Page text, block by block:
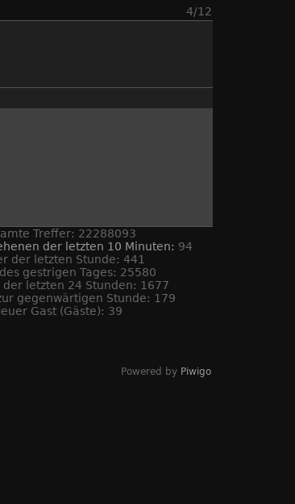
4/12
Treffer: 22288093
der letzten 10 Minuten: 94
der letzten Stunde: 441
gestrigen Tages: 25580
der letzten 24 Stunden: 1677
gegenwärtigen Stunde: 179
Gast (Gäste): 39
Powered by Piwigo